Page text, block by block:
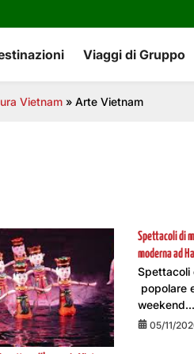
Viaggi di Gruppo
Vietnam » Arte Vietnam
Spettacoli di
moderna ad
Spettacoli
popolare
weekend...
05/11/